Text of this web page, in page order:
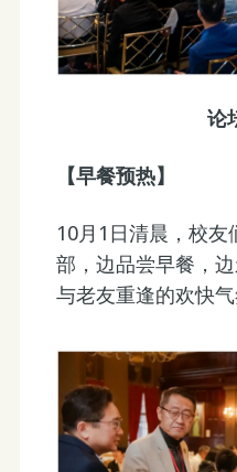
论
【早餐预热】
10月1日清晨，校
部，边品尝早餐，
与老友重逢的欢快气